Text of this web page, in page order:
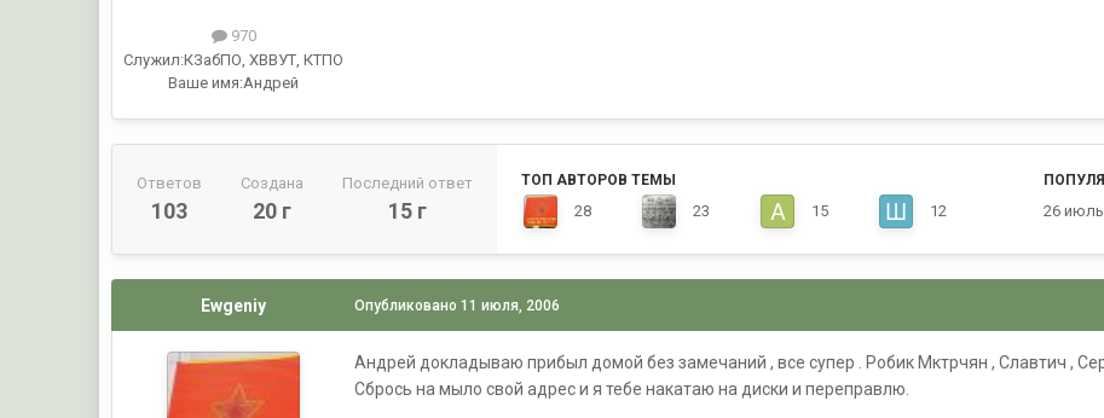
970
Служил:КЗабПО, ХВВУТ, КТПО
Ваше имя:Андрей
Ответов
103
Создана
20 г
Последний ответ
15 г
ТОП АВТОРОВ ТЕМЫ
28 23 15 12 26 июль
Ewgeniy Опубликовано11 июля, 2006
Андрей докладываю прибыл домой без замечаний , все супер . Робик Мктрчян , Славтич ,
Сбрось на мыло свой адрес и я тебе накатаю на диски и переправлю.